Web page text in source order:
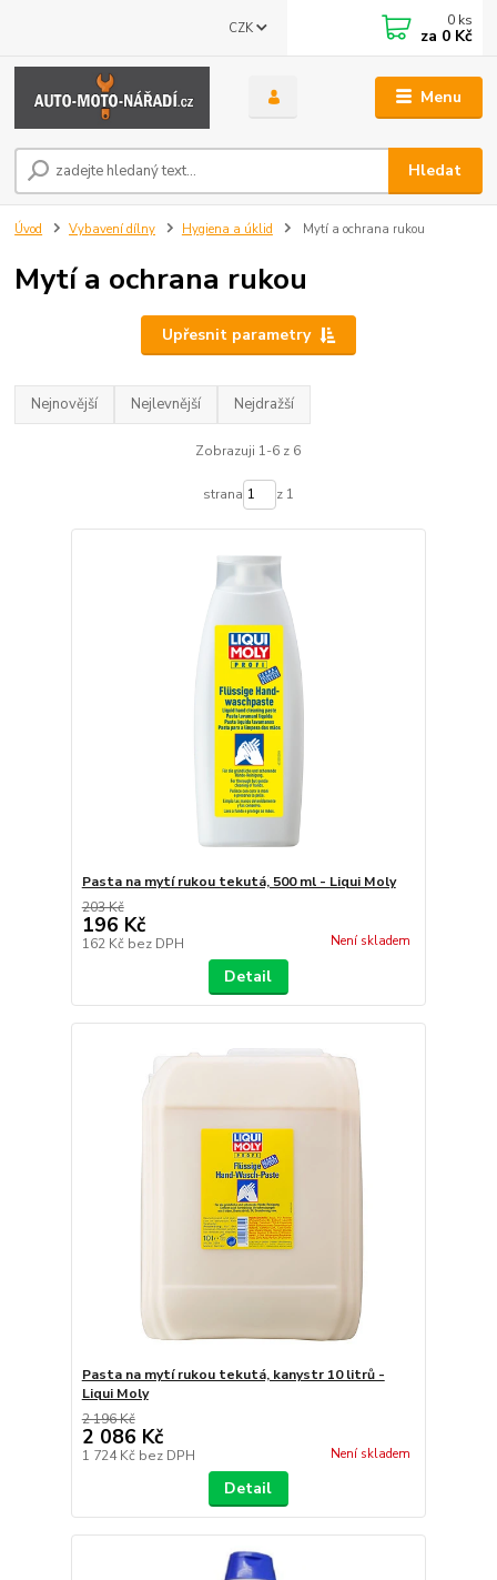
Menu
CZK
Hledat
0 ks
za 0 Kč
Úvod Vybavení dílny Hygiena a úklid Mytí a ochrana rukou
Mytí a ochrana rukou
Upřesnit parametry
Nejnovější Nejlevnější Nejdražší
Zobrazuji 1-6 z 6
strana z 1
Pasta na mytí rukou tekutá, 500 ml - Liqui Moly
203 Kč
196 Kč
162 Kč bez DPH Není skladem
Detail
Pasta na mytí rukou tekutá, kanystr 10 litrů -
Liqui Moly
2 196 Kč
2 086 Kč
1 724 Kč bez DPH Není skladem
Detail